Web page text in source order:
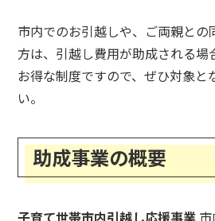
市内でのお引越しや、ご両親との
方は、引越し費用が助成される場
お得な制度ですので、ぜひ対象と
い。
助成事業の概要